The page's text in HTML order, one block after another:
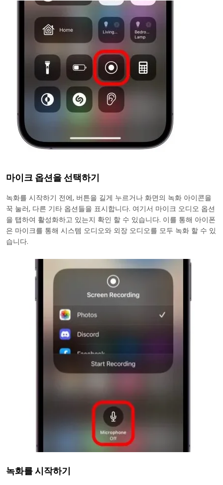
마이크 옵션을 선택하기
녹화를 시작하기 전에, 버튼을 길게 누르거나 화면의 녹화 아이콘을
꾹 눌러, 다른 기타 옵션들을 표시합니다. 여기서 마이크 오디오 옵션
을 탭하여 활성화하고 있는지 확인 할 수 있습니다. 이를 통해 아이폰
은 마이크를 통해 시스템 오디오와 외장 오디오를 모두 녹화 할 수 있
습니다.
녹화를 시작하기